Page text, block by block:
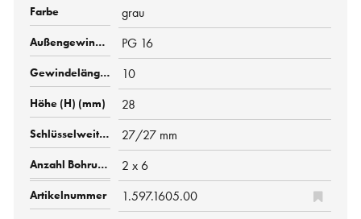
grau
PG 16
10
28
27/27 mm
2 x 6
1.597.1605.00